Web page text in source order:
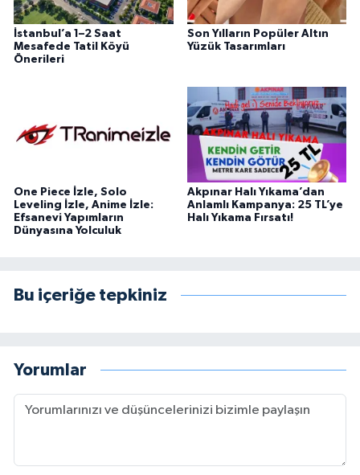
İstanbul’a 1–2 Saat
Mesafede Tatil Köyü
Önerileri
Son Yılların Popüler Altın
Yüzük Tasarımları
One Piece İzle, Solo
Leveling İzle, Anime İzle:
Efsanevi Yapımların
Dünyasına Yolculuk
Akpınar Halı Yıkama’dan
Anlamlı Kampanya: 25 TL’ye
Halı Yıkama Fırsatı!
Bu içeriğe tepkiniz
Yorumlar